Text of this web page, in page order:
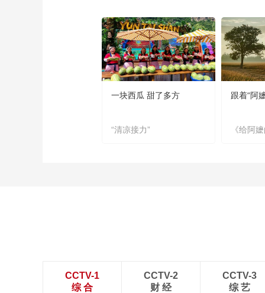
一块西瓜 甜了多方
“清凉接力”
跟着“阿
《给阿
CCTV-1
综 合
CCTV-2
财 经
CCTV-3
综 艺